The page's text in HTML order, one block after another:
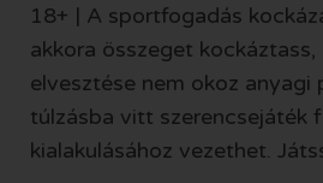
18+ | A sportfogadás
akkora összeget kockáztass,
elvesztése nem okoz anyagi
túlzásba vitt szerencsejáték
kialakulásához vezethet.